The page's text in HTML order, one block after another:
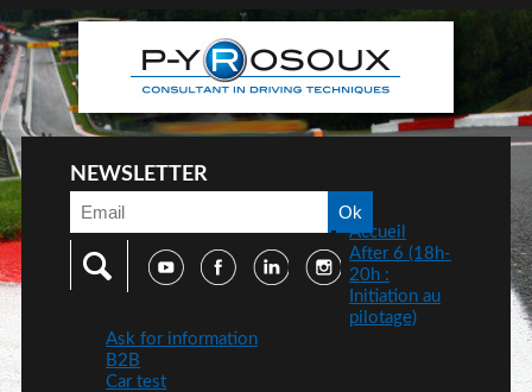
NEWSLETTER
Accueil
After 6 (18h-
20h :
Initiation au
pilotage)
Ask for information
B2B
Car test